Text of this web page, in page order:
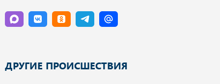
ДРУГИЕ ПРОИСШЕСТВИЯ